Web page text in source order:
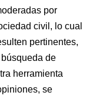
por
civil, lo cual
pertinentes,
de
herramienta
se